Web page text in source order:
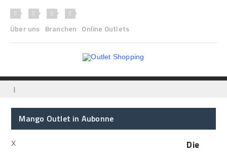
Über uns Branchen Online Outlets
|
Mango Outlet in Aubonne
X Die